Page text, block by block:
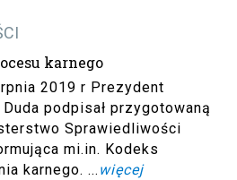
karnego
2019 r Prezydent
podpisał przygotowaną
Sprawiedliwości
mi.in. Kodeks
karnego. ... więcej